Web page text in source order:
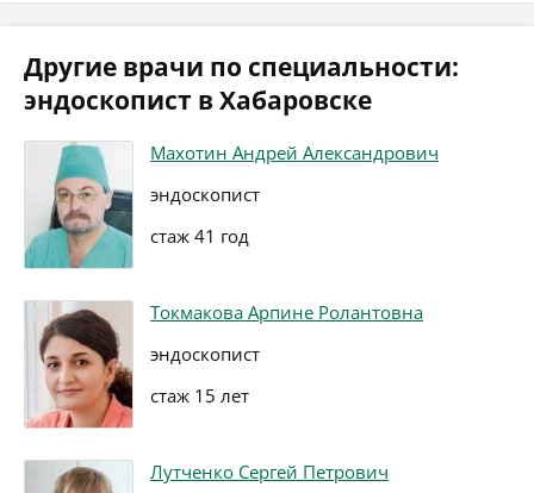
Другие врачи по специальности:
эндоскопист в Хабаровске
Махотин Андрей Александрович
эндоскопист
стаж 41 год
Токмакова Арпине Ролантовна
эндоскопист
стаж 15 лет
Лутченко Сергей Петрович